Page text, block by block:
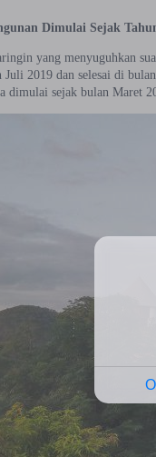
Dimulai Sejak
yang menyuguhkan
Juli 2019 dan selesai di
dimulai sejak bulan Maret